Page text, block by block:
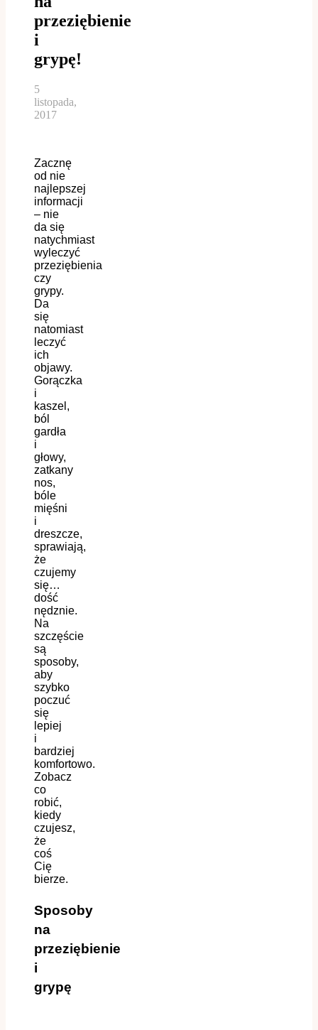
przeziębienie
i
grypę!
5
listopada,
2017
Zacznę
od nie
najlepszej
informacji
– nie
da się
natychmiast
wyleczyć
przeziębienia
czy
grypy.
Da
się
natomiast
leczyć
ich
objawy.
Gorączka
i
kasze l,
ból
gardła
i
głowy,
zatkany
nos,
bóle
mięśni
i
dreszcze,
sprawiają,
że
czujemy
się…
dość
nędznie.
Na
szczęście
są
sposoby,
aby
szybko
poczuć
się
lepiej
i
bardziej
komfortowo.
Zobacz
co
robić,
kiedy
czujesz,
że
coś
Cię
bierze.
Sposoby
na
przeziębienie
i
grypę